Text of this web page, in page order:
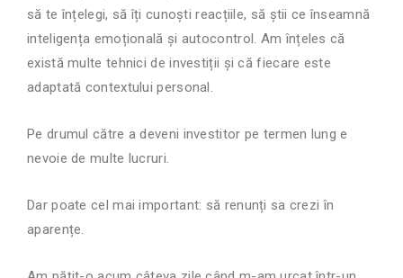
să te înțelegi, să îți cunoști reacțiile, să știi ce înseamnă
inteligența emoțională și autocontrol. Am înțeles că
există multe tehnici de investiții și că fiecare este
adaptată contextului personal.
Pe drumul către a deveni investitor pe termen lung e
nevoie de multe lucruri.
Dar poate cel mai important: să renunți sa crezi în
aparențe.